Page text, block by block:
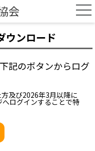
会
ンロード
記のボタンからログ
及び2026年3月以降に
ログインすることで特